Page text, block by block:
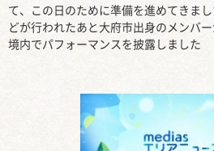
て、この日のために準備を進めてきま
どが行われたあと大府市出身のメンバ
境内でパフォーマンスを披露しました